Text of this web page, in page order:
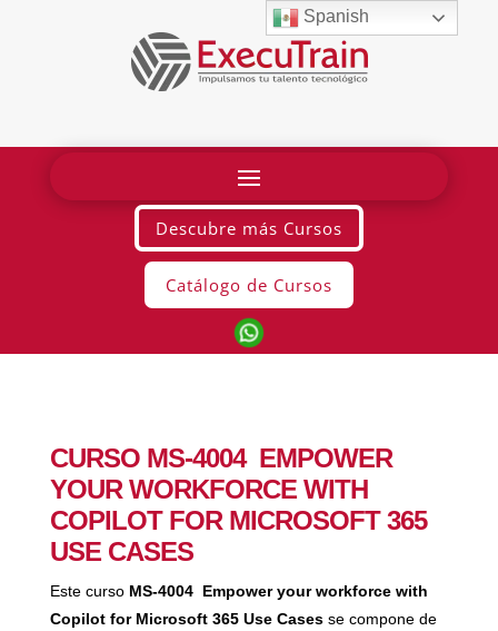
Descubre más Cursos
Catálogo de Cursos
CURSO MS-4004 EMPOWER
YOUR WORKFORCE WITH
COPILOT FOR MICROSOFT 365
USE CASES
Este curso MS-4004 Empower your workforce with
Copilot for Microsoft 365 Use Cases se compone de
Spanish